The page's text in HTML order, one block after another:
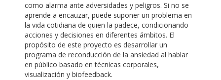
como alarma ante adversidades y peligros. Si no se
aprende a encauzar, puede suponer un problema en
la vida cotidiana de quien la padece, condicionando
acciones y decisiones en diferentes ámbitos. El
propósito de este proyecto es desarrollar un
programa de reconducción de la ansiedad al hablar
en público basado en técnicas corporales,
visualización y biofeedback.